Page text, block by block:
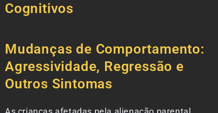
Cognitivos
Mudanças de Comportamento:
Agressividade, Regressão e
Outros Sintomas